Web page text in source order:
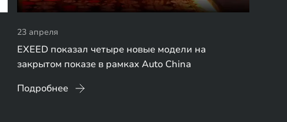
23 апреля
EXEED показал четыре новые модели на
закрытом показе в рамках Auto China
Подробнее